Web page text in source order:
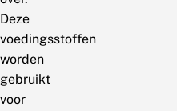
Deze
voedingsstoffen
worden
gebruikt
voor